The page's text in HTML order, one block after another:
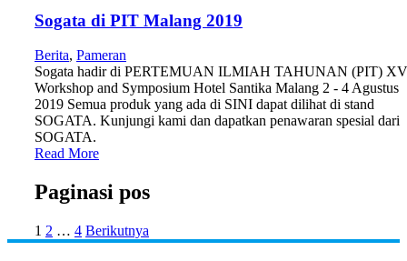
Sogata di PIT Malang 2019
Berita, Pameran
Sogata hadir di PERTEMUAN ILMIAH TAHUNAN (PIT)
Workshop and Symposium Hotel Santika Malang 2 - 4 Agustus
2019 Semua produk yang ada di SINI dapat dilihat di stand
SOGATA. Kunjungi kami dan dapatkan penawaran spesial dari
SOGATA.
Read More
Paginasi pos
1 2 … 4 Berikutnya